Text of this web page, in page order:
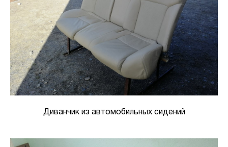
Диванчик из автомобильных сидений